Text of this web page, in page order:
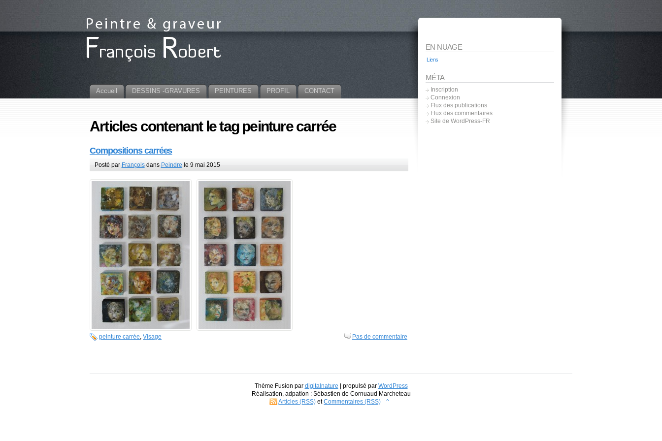
Accueil DESSINS -GRAVURES PEINTURES PROFIL CONTACT
Articles contenant le tag peinture carrée
Compositions carrées
Posté par Françoisdans Peindrele 9 mai 2015
peinture carrée Visage Pas de commentaire
EN NUAGE
Liens
MÉTA
Inscription
Connexion
Flux des publications
Flux des commentaires
Site de WordPress-FR
Thème Fusion par digitalnature | propulsé par WordPress
Réalisation, adpation : Sébastien de Cornuaud Marcheteau
Articles (RSS) etCommentaires (RSS) ^